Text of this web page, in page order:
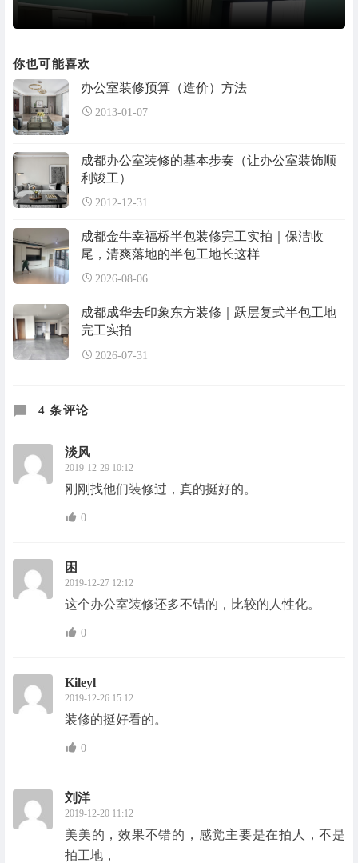
你也可能喜欢
办公室装修预算（造价）方法
2013-01-07
成都办公室装修的基本步奏（让办公室装饰顺
利竣工）
2012-12-31
成都金牛幸福桥半包装修完工实拍｜保洁收
尾，清爽落地的半包工地长这样
2026-08-06
成都成华去印象东方装修｜跃层复式半包工地
完工实拍
2026-07-31
4 条评论
淡风
2019-12-29 10:12
刚刚找他们装修过，真的挺好的。
0
困
2019-12-27 12:12
这个办公室装修还多不错的，比较的人性化。
0
Kileyl
2019-12-26 15:12
装修的挺好看的。
0
刘洋
2019-12-20 11:12
美美的，效果不错的，感觉主要是在拍人，不是
拍工地，